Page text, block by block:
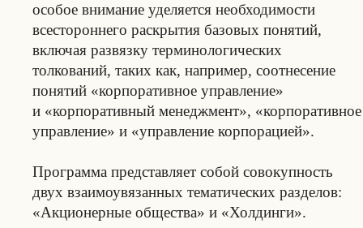
особое внимание уделяется необходимости
всестороннего раскрытия базовых понятий,
включая развязку терминологических
толкований, таких как, например, соотнесение
понятий «корпоративное управление»
и «корпоративный менеджмент», «корпоративное
управление» и «управление корпорацией».
Программа представляет собой совокупность
двух взаимоувязанных тематических разделов:
«Акционерные общества» и «Холдинги».